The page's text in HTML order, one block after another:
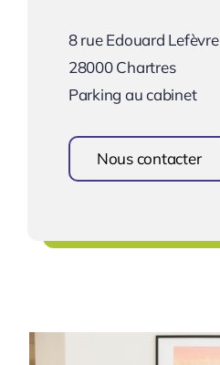
8 rue Edouard Lefèvre
28000 Chartres
Parking au cabinet
Nous contacter